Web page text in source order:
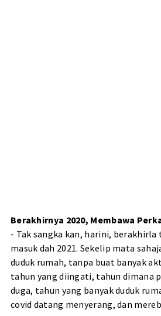
Berakhirnya 2020, Membawa
- Tak sangka kan, harini, berakhirla
masuk dah 2021. Sekelip mata
duduk rumah, tanpa buat banyak
tahun yang diingati, tahun dimana
duga, tahun yang banyak duduk
covid datang menyerang, dan